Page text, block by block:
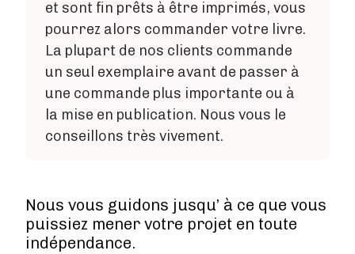
et sont fin prêts à être imprimés, vous
pourrez alors commander votre livre.
La plupart de nos clients commande
un seul exemplaire avant de passer à
une commande plus importante ou à
la mise en publication. Nous vous le
conseillons très vivement.
Nous vous guidons jusqu’ à ce que vous
puissiez mener votre projet en toute
indépendance.